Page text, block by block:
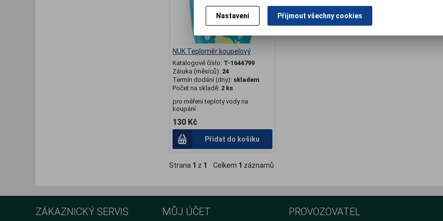
NUK Teploměr koupelový
Katalogové číslo: T-1644799
Záruka (měsíců): 24
Termín dodání (dny): skladem
Počet na skladě: 2 ks
pro měření teploty vody na
koupání
130 Kč
Přidat do košíku
Strana 1 z 1 Celkem 1 záznamů
ZÁKAZNICKÝ SERVIS MŮJ ÚČET PROVOZOVATEL
Nastavení Přijmout všechny cookies